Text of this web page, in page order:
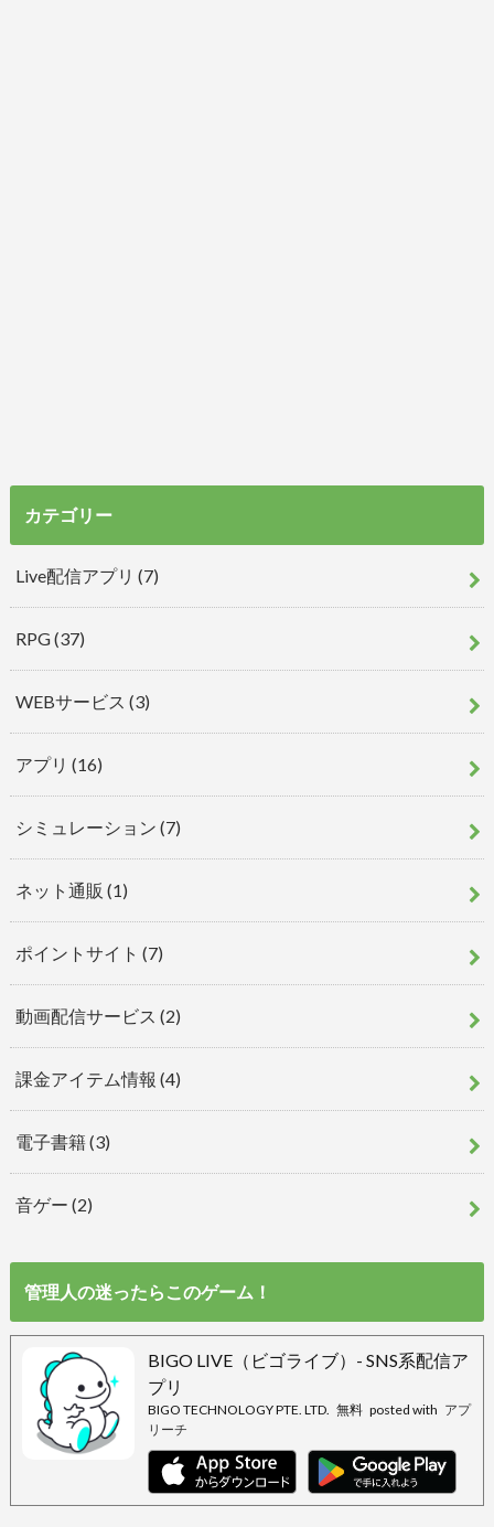
カテゴリー
Live配信アプリ (7)
RPG(37)
WEBサービス (3)
アプリ (16)
シミュレーション (7)
ネット通販 (1)
ポイントサイト (7)
動画配信サービス (2)
課金アイテム情報 (4)
電子書籍(3)
音ゲー (2)
管理人の迷ったらこのゲーム！
BIGO LIVE（ビゴライブ）- SNS系配信ア
プリ
BIGO TECHNOLOGY PTE. LTD. 無料 posted with アプ
リーチ